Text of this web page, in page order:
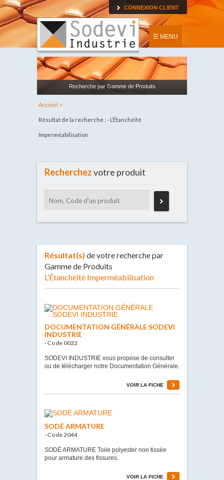
☰ MENU
CONNEXION CLIENT
Recherche par Gamme de Produits
Accueil >
Résultat de la recherche : - L’Étanchéité
Imperméabilisation
Recherchezvotre produit
Résultat(s) de votre recherche par
Gamme de Produits
L’Étanchéité Imperméabilisation
DOCUMENTATION GÉNÉRALE SODEVI
INDUSTRIE
· Code 0022
SODEVI INDUSTRIE vous propose de consulter
ou de télécharger notre Documentation Générale.
VOIR LA FICHE
SODÉ ARMATURE
· Code 2044
SODÉ ARMATURE Toile polyester non tissée
pour armature des fissures.
VOIR LA FICHE